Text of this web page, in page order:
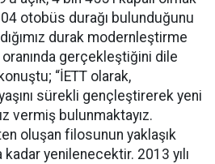
otobüs durağı bulunduğunu
durak modernleştirme
gerçekleştiğini dile
“İETT olarak,
sürekli gençleştirerek yeni
vermiş bulunmaktayız.
oluşan filosunun yaklaşık
kadar yenilenecektir. 2013 yılı